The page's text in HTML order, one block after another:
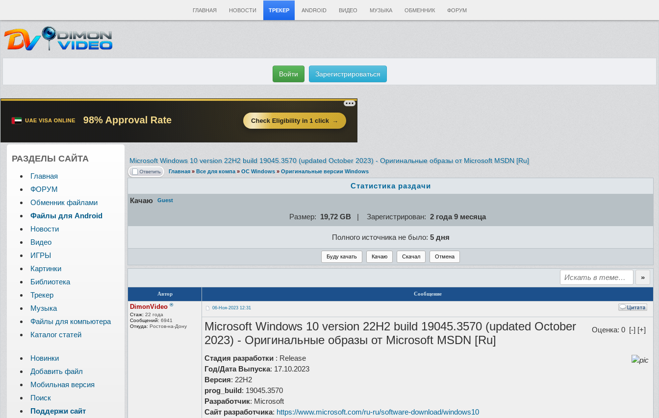
ГЛАВНАЯ НОВОСТИ ТРЕКЕР ANDROID ВИДЕО МУЗЫКА ОБМЕННИК ФОРУМ
Войти Зарегистрироваться
РАЗДЕЛЫ САЙТА
Главная
ФОРУМ
Обменник файлами
Файлы для Android
Новости
Видео
ИГРЫ
Картинки
Библиотека
Трекер
Музыка
Файлы для компьютера
Каталог статей
Новинки
Добавить файл
Мобильная версия
Поиск
Поддержи сайт
Microsoft Windows 10 version 22H2 build 19045.3570 (updated October 2023) - Оригинальныеобразы от Microsoft MSDN [Ru]
Главная » Все для компа » ОС Windows » Оригинальные версии Windows
Статистика раздачи
Качаю
Guest
Размер: 19,72 GB | Зарегистрирован: 2 года 9 месяца
Полного источника не было: 5 дня
Автор Сообщение
DimonVideo ®
Стаж: 22 года
Сообщений: 6941
Откуда: Ростов-на-Дону
06-Ноя-2023 12:31
Оценка: 0 [-] [+]
Microsoft Windows 10 version 22H2 build 19045.3570 (updated October
2023) - Оригинальные образы от Microsoft MSDN [Ru]
Стадия разработки : Release
Год/Дата Выпуска: 17.10.2023
Версия: 22H2
prog_build: 19045.3570
Разработчик: Microsoft
Сайт разработчика: https://www.microsoft.com/ru-ru/software-download/windows10